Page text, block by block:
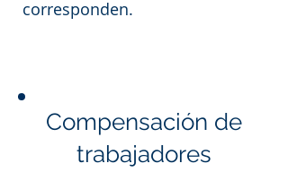
corresponden.
Compensación de
trabajadores